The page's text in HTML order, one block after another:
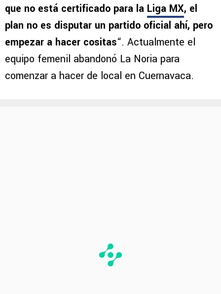
que no está certificado para la Liga MX, el
plan no es disputar un partido oficial ahí, pero
empezar a hacer cositas“. Actualmente el
equipo femenil abandonó La Noria para
comenzar a hacer de local en Cuernavaca.